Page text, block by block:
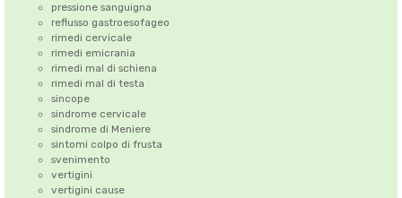
pressione sanguigna
reflusso gastroesofageo
rimedi cervicale
rimedi emicrania
rimedi mal di schiena
rimedi mal di testa
sincope
sindrome cervicale
sindrome di Meniere
sintomi colpo di frusta
svenimento
vertigini
vertigini cause